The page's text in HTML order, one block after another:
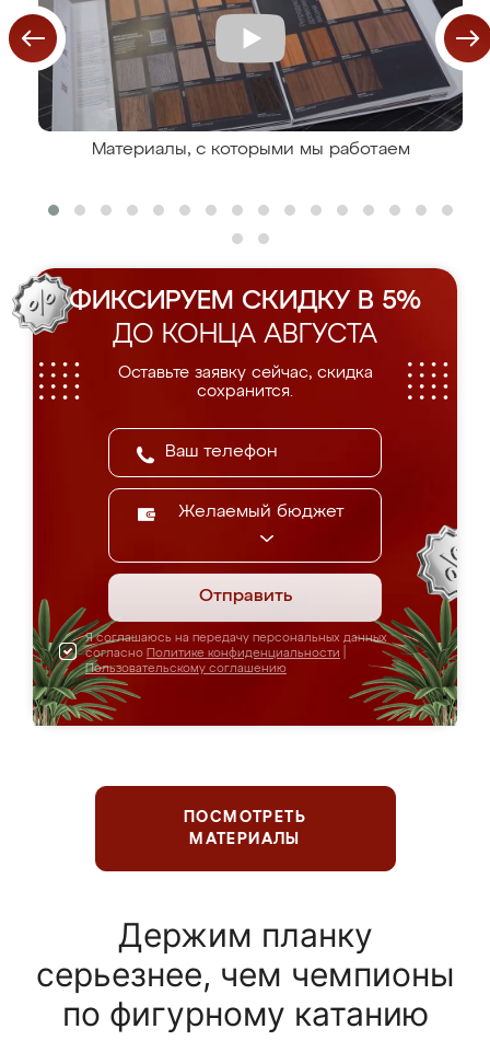
Материалы, с которыми мы работаем
ФИКСИРУЕМ СКИДКУ В 5%
ДО КОНЦА АВГУСТА
Оставьте заявку сейчас, скидка
сохранится.
Желаемый бюджет
Отправить
Я соглашаюсь на передачу персональных данных
согласно Политике конфиденциальности
Пользовательскому соглашению
ПОСМОТРЕТЬ
МАТЕРИАЛЫ
Держим планку
серьезнее, чем чемпионы
по фигурному катанию